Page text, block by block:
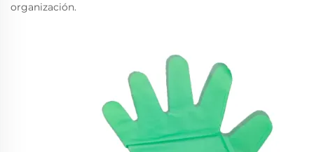
organización.